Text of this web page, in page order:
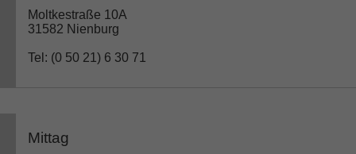
Moltkestraße 10A
31582 Nienburg
Tel: (0 50 21) 6 30 71
Mittag